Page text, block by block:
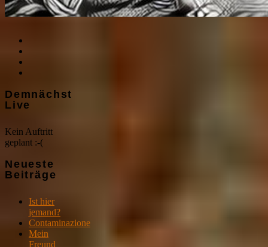
Demnächst
Live
Kein Auftritt
geplant :-(
Neueste
Beiträge
Ist hier
jemand?
Contaminazione
Mein
Freund